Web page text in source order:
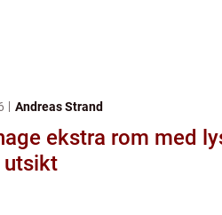
Andreas Strand
med lys,
utsikt